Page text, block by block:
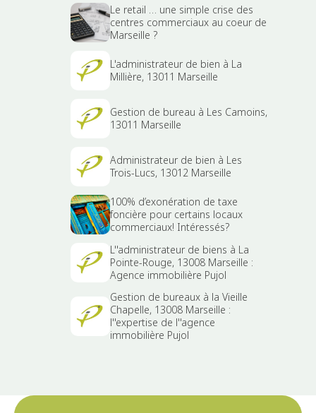
Le retail … une simple crise des
centres commerciaux au coeur de
Marseille ?
L'administrateur de bien à La
Millière, 13011 Marseille
Gestion de bureau à Les Camoins,
13011 Marseille
Administrateur de bien à Les
Trois-Lucs, 13012 Marseille
100% d’exonération de taxe
foncière pour certains locaux
commerciaux! Intéressés?
L''administrateur de biens à La
Pointe-Rouge, 13008 Marseille :
Agence immobilière Pujol
Gestion de bureaux à la Vieille
Chapelle, 13008 Marseille :
l''expertise de l''agence
immobilière Pujol